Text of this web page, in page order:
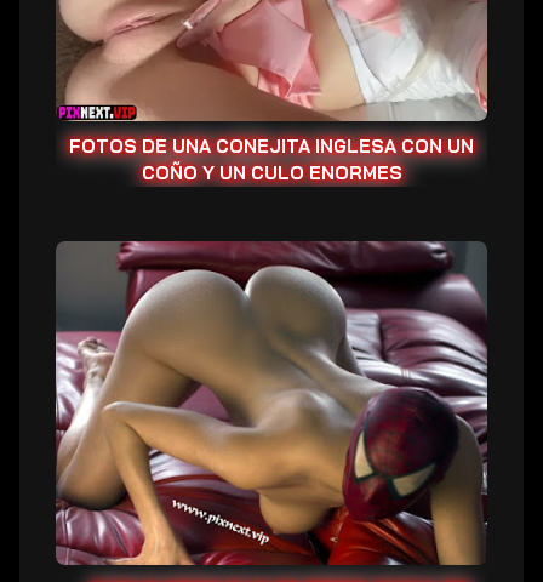
coño
un
culo
enormes
FOTOS DE UNA CONEJITA INGLESA CON UN
COÑO Y UN CULO ENORMES
Chicas
desnudas
de
redes
sociales:
lindas
universitarias
desnudas
Fotos,
videos